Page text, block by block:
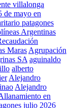
villalonga
de mayo en
patagones
Argentinas
Maras Agrupación
SA aguinaldo
alberto
Alejandro
Alejandro
en
julio 2026